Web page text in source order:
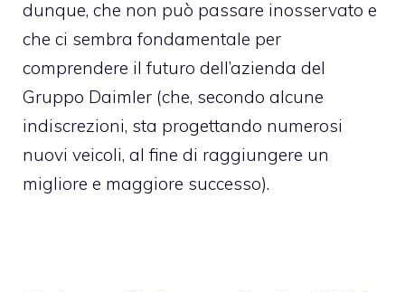
dunque, che non può passare inosservato e
che ci sembra fondamentale per
comprendere il futuro dell’azienda del
Gruppo Daimler (che, secondo alcune
indiscrezioni, sta progettando numerosi
nuovi veicoli, al fine di raggiungere un
migliore e maggiore successo).